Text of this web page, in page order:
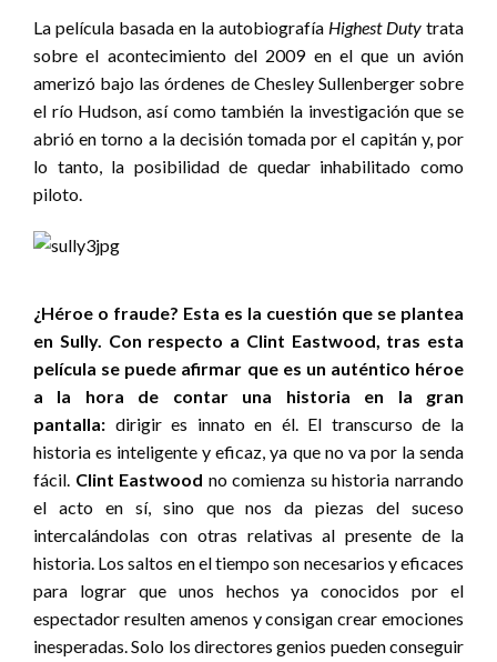
La película basada en la autobiografía Highest Duty trata
sobre el acontecimiento del 2009 en el que un avión
amerizó bajo las órdenes de Chesley Sullenberger sobre
el río Hudson, así como también la investigación que se
abrió en torno a la decisión tomada por el capitán y, por
lo tanto, la posibilidad de quedar inhabilitado como
piloto.
¿Héroe o fraude? Esta es la cuestión que se plantea
en Sully. Con respecto a Clint Eastwood, tras esta
película se puede afirmar que es un auténtico héroe
a la hora de contar una historia en la gran
pantalla: dirigir es innato en él. El transcurso de la
historia es inteligente y eficaz, ya que no va por la senda
fácil. Clint Eastwood no comienza su historia narrando
el acto en sí, sino que nos da piezas del suceso
intercalándolas con otras relativas al presente de la
historia. Los saltos en el tiempo son necesarios y eficaces
para lograr que unos hechos ya conocidos por el
espectador resulten amenos y consigan crear emociones
inesperadas. Solo los directores genios pueden conseguir